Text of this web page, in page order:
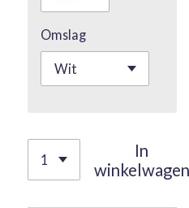
Omslag
In
winkelwagen